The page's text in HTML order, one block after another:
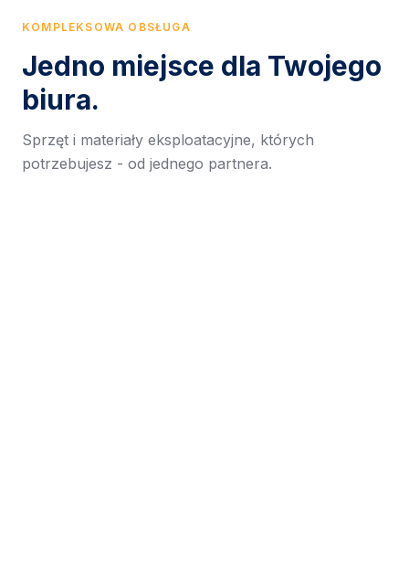
KOMPLEKSOWA OBSŁUGA
Jedno miejsce dla Twojego
biura.
Sprzęt i materiały eksploatacyjne, których
potrzebujesz - od jednego partnera.